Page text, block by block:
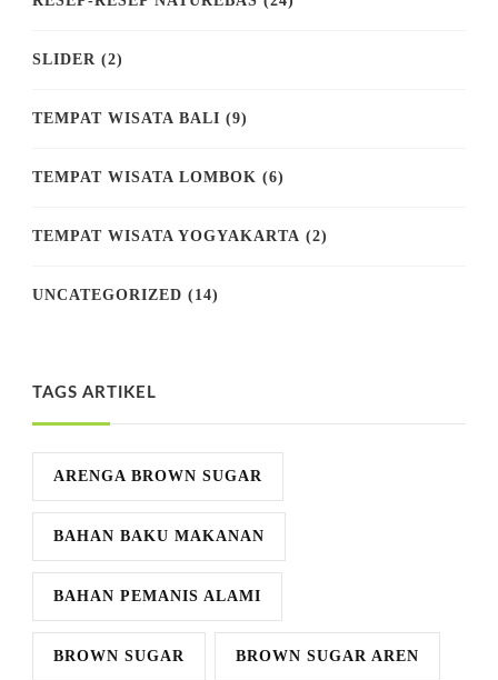
SLIDER (2)
TEMPAT WISATA BALI (9)
TEMPAT WISATA LOMBOK (6)
TEMPAT WISATA YOGYAKARTA (2)
UNCATEGORIZED (14)
TAGS ARTIKEL
ARENGA BROWN SUGAR
BAHAN BAKU MAKANAN
BAHAN PEMANIS ALAMI
BROWN SUGAR BROWN SUGAR AREN